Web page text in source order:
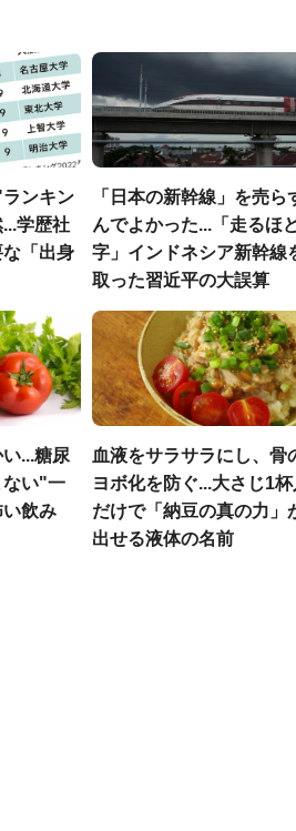
ランキン
学歴社
「出身
「日本の新幹線」を売ら
んでよかった...「走るほ
字」インドネシア新幹線
取った習近平の大誤算
...糖尿
ない"一
い飲み
血液をサラサラにし、骨
ヨボ化を防ぐ...大さじ1
だけで「納豆の真の力」
出せる液体の名前